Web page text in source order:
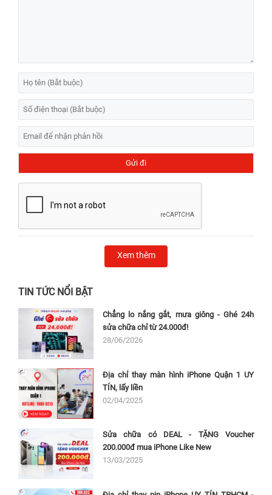
Đôi nét về thiết kế bàn phím laptop Asus S430
Laptop Asus S430 khi mới ra mắt được khá nhiều người dùng ưa
chuộng vì tính tiện lợi với thiết kế nhỏ gọn mà nó mang lại. Kích thước
màn hình 14 inch không quá nhỏ và vừa đủ để người dùng có thể trải
nghiệm các tính năng cần thiết cũng như có thể mang thiết bị này
đến nhiều nơi khác nhau để phục vụ cho nhu cầu sử dụng của bản
thân. Bên cạnh đó, laptop Asus S430 cũng nổi bật với viền màn hình
siêu mỏng, tạo cảm giác rộng rãi hơn và mang đến trải nghiệm đầy
đủ khi người dùng xem video, hình ảnh trên laptop.
Mặt khác, bàn phím laptop Asus S430 cũng được bố trí với diện tích
Xem thêm
TIN TỨC NỔI BẬT
Chẳng lo nắng gắt, mưa giông - Ghé 24h
sửa chữa chỉ từ 24.000đ!
28/06/2026
Địa chỉ thay màn hình iPhone Quận 1 UY
TÍN, lấy liền
02/04/2025
Sửa chữa có DEAL - TẶNG Voucher
200.000đ mua iPhone Like New
13/03/2025